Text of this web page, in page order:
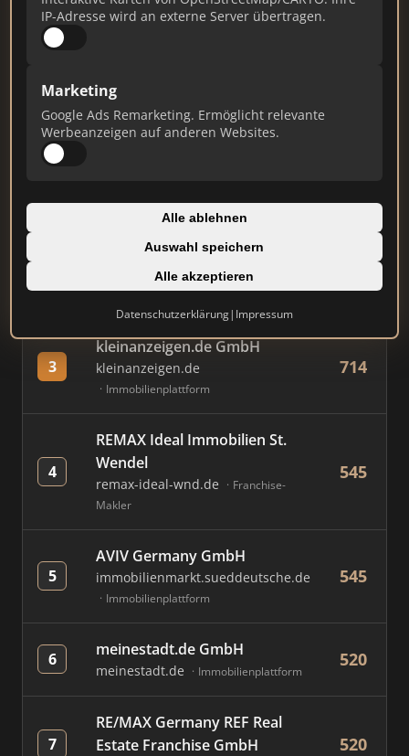
IP-Adresse wird an externe Server übertragen.
Marketing
Google Ads Remarketing. Ermöglicht relevante
Werbeanzeigen auf anderen Websites.
Alle ablehnen
Auswahl speichern
Alle akzeptieren
Datenschutzerklärung| Impressum
# MAKLER / FIRMA
1 immobilienscout24.de
Immobilienplattform
876
AVIV Germany GmbH
immowelt.de Immobilienplattform
3
kleinanzeigen.de GmbH
kleinanzeigen.de
Immobilienplattform
714
4
REMAX Ideal Immobilien St.
Wendel
remax-ideal-wnd.de
Franchise-
Makler
545
5
AVIV Germany GmbH
immobilienmarkt.sueddeutsche.de
Immobilienplattform
545
6 meinestadt.de GmbH
meinestadt.de Immobilienplattform
520
7
RE/MAX Germany REF Real
Estate Franchise GmbH
520